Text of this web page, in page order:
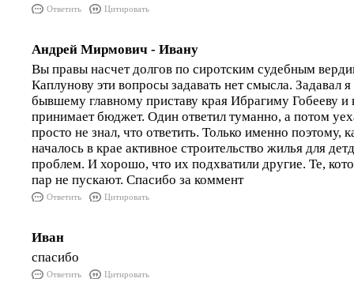
Ответить Цитировать
Андрей Мирмович - Ивану
Вы правы насчет долгов по сиротским судебным
Каплунову эти вопросы задавать нет смысла. Задавал
бывшему главному приставу края Ибрагиму Гобееву и
принимает бюджет. Один ответил туманно, а потом
просто не знал, что ответить. Только именно поэтому,
началось в крае активное строительство жилья для
проблем. И хорошо, что их подхватили другие. Те,
пар не пускают. Спасибо за коммент
Ответить Цитировать
Иван
спасибо
Ответить Цитировать